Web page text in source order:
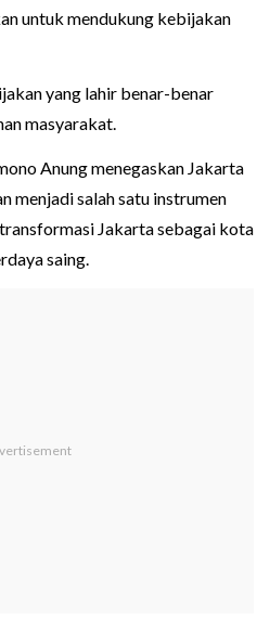
untuk mendukung kebijakan
yang lahir benar-benar
masyarakat.
Anung menegaskan Jakarta
menjadi salah satu instrumen
Jakarta sebagai kota
saing.